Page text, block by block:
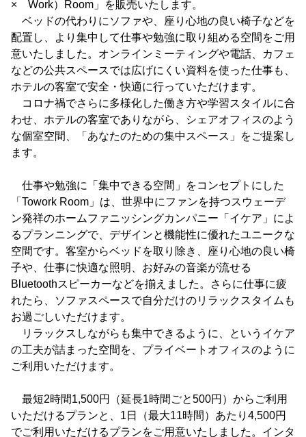
× Work）Room」を販売いたします。
ベッドの代わりにソファや、座り心地の良い椅子などを
配置し、より集中して仕事や勉強に取り組める空間をご用
意いたしました。オンラインミーティングや電話、カフェ
などの公共スペースでは広げにくい資料を使った仕事も、
ホテルの客室で安全・快適に行っていただけます。
コロナ禍でさらに多様化した働き方や学習スタイルに合
わせ、ホテルの客室でありながら、シェアオフィスのよう
な個室空間、「あなたのための集中スペース」をご提案し
ます。
仕事や勉強に「集中できる空間」をコンセプトにした
「Towork Room」は、世界中にファンを持つスウェーデ
ン発祥のホームファニッシングカンパニー「イケア」によ
るプランニングで、デザインと機能性に優れたユニークな
空間です。客室からベッドを取り除き、座り心地の良い椅
子や、仕事に快適な照明、お好みの音楽が流せる
Bluetoothスピーカーなどを揃えました。さらに仕事に疲
れたら、ソファスペースで自分だけのリラックスタイムも
お過ごしいただけます。
リラックスしながらも集中できるように、というイケア
の工夫が詰まった空間を、プライベートオフィスのように
ご利用いただけます。
最短2時間1,500円（延長1時間ごと500円）からご利用
いただけるプランと、1日（最大11時間）あたり4,500円
でご利用いただけるプランをご用意いたしました。インタ